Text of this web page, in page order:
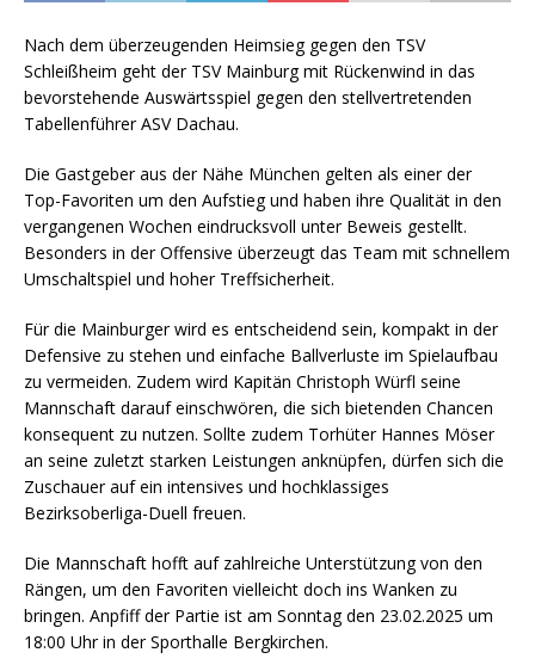
Nach dem überzeugenden Heimsieg gegen den TSV
Schleißheim geht der TSV Mainburg mit Rückenwind in das
bevorstehende Auswärtsspiel gegen den stellvertretenden
Tabellenführer ASV Dachau.
Die Gastgeber aus der Nähe München gelten als einer der
Top-Favoriten um den Aufstieg und haben ihre Qualität in den
vergangenen Wochen eindrucksvoll unter Beweis gestellt.
Besonders in der Offensive überzeugt das Team mit schnellem
Umschaltspiel und hoher Treffsicherheit.
Für die Mainburger wird es entscheidend sein, kompakt in der
Defensive zu stehen und einfache Ballverluste im Spielaufbau
zu vermeiden. Zudem wird Kapitän Christoph Würfl seine
Mannschaft darauf einschwören, die sich bietenden Chancen
konsequent zu nutzen. Sollte zudem Torhüter Hannes Möser
an seine zuletzt starken Leistungen anknüpfen, dürfen sich die
Zuschauer auf ein intensives und hochklassiges
Bezirksoberliga-Duell freuen.
Die Mannschaft hofft auf zahlreiche Unterstützung von den
Rängen, um den Favoriten vielleicht doch ins Wanken zu
bringen. Anpfiff der Partie ist am Sonntag den 23.02.2025 um
18:00 Uhr in der Sporthalle Bergkirchen.